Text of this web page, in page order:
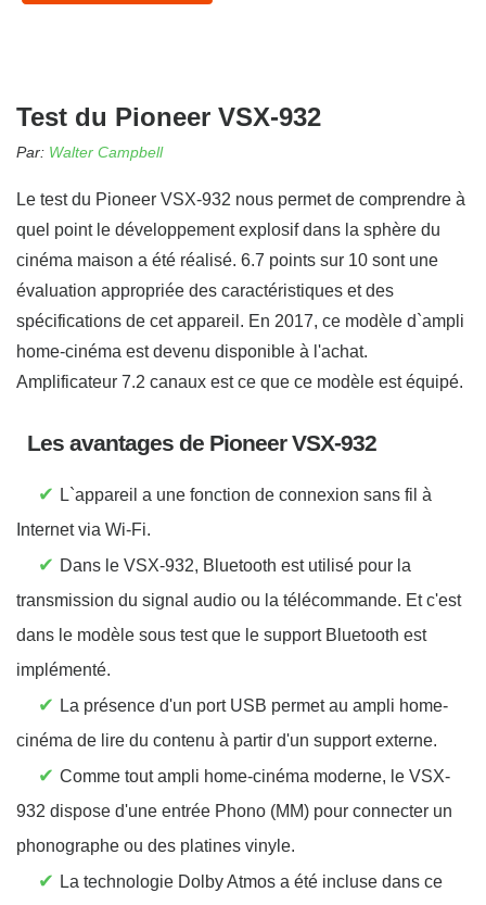
Test du Pioneer VSX-932
Par: Walter Campbell
Le test du Pioneer VSX-932 nous permet de comprendre à
quel point le développement explosif dans la sphère du
cinéma maison a été réalisé. 6.7 points sur 10 sont une
évaluation appropriée des caractéristiques et des
spécifications de cet appareil. En 2017, ce modèle d`ampli
home-cinéma est devenu disponible à l'achat.
Amplificateur 7.2 canaux est ce que ce modèle est équipé.
Les avantages de Pioneer VSX-932
✔ L`appareil a une fonction de connexion sans fil à
Internet via Wi-Fi.
✔ Dans le VSX-932, Bluetooth est utilisé pour la
transmission du signal audio ou la télécommande. Et c'est
dans le modèle sous test que le support Bluetooth est
implémenté.
✔ La présence d'un port USB permet au ampli home-
cinéma de lire du contenu à partir d'un support externe.
✔ Comme tout ampli home-cinéma moderne, le VSX-
932 dispose d'une entrée Phono (MM) pour connecter un
phonographe ou des platines vinyle.
✔ La technologie Dolby Atmos a été incluse dans ce